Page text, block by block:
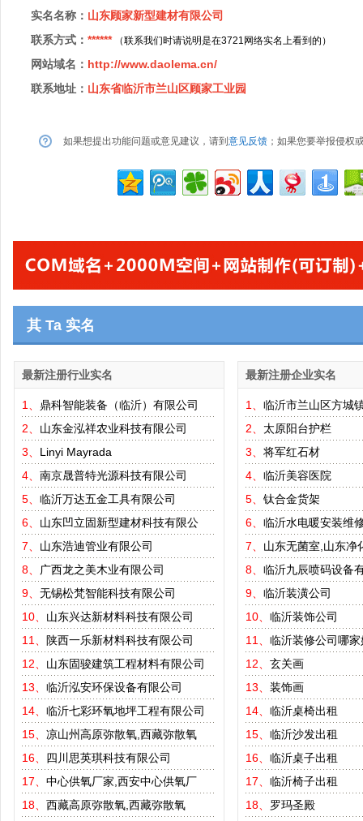
实名名称： 山东顾家新型建材有限公司
联系方式： ******（联系我们时请说明是在3721网络实名上看到的）
网站域名： http://www.daolema.cn/
联系地址： 山东省临沂市兰山区顾家工业园
如果想提出功能问题或意见建议，请到 意见反馈 ；如果您要举报侵权
其 Ta 实名
最新注册行业实名
1、 鼎科智能装备（临沂）有限公司
2、 山东金泓祥农业科技有限公司
3、 Linyi Mayrada
4、 南京晟普特光源科技有限公司
5、 临沂万达五金工具有限公司
6、 山东凹立固新型建材科技有限公
7、 山东浩迪管业有限公司
8、
广西龙之美木业有限公司
9、 无锡松梵智能科技有限公司
10、 山东兴达新材料科技有限公司
11、
陕西一乐新材料科技有限公司
12、 山东固骏建筑工程材料有限公司
13、 临沂泓安环保设备有限公司
14、 临沂七彩环氧地坪工程有限公司
15、 凉山州高原弥散氧,西藏弥散氧
16、 四川思英琪科技有限公司
17、 中心供氧厂家,西安中心供氧厂
18、 西藏高原弥散氧,西藏弥散氧
最新注册企业实名
1、 临沂市兰山区方城
2、 太原阳台护栏
3、 将军红石材
4、 临沂美容医院
5、 钛合金货架
6、 临沂水电暖安装维
7、 山东无菌室,山东净
8、 临沂九辰喷码设备
9、 临沂装潢公司
10、 临沂装饰公司
11、 临沂装修公司哪家
12、 玄关画
13、 装饰画
14、 临沂桌椅出租
15、 临沂沙发出租
16、 临沂桌子出租
17、 临沂椅子出租
18、 罗玛圣殿